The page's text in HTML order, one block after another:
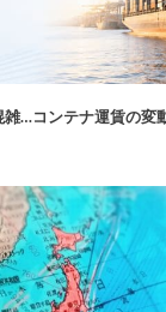
雑…コンテナ運賃の変